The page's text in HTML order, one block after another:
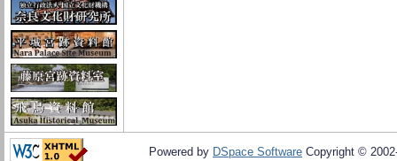
Powered by DSpace Software Copyright ©